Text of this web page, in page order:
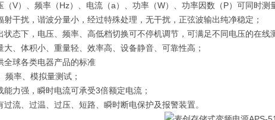
（V）、频率（Hz）、电流（a）、功率（W）、功率因数（P）可同时测
射干扰，谐波分量小，经过特殊处理，无干扰，正弦波输出纯净稳定；
状态下，电压、频率、高低档切换可不停机调节，可满足不同电压的在线
大、体积小、重量轻、效率高、设备静音、可靠性高；
全球各类电器产品的标准
频率、模拟量测试；
能力强，瞬时电流可承受3倍额定电流；
过流、过温、过压、短路、瞬时断电保护及报警装置。